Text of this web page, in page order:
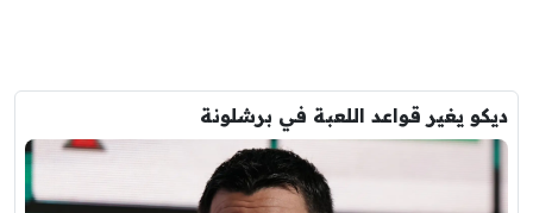
ديكو يغير قواعد اللعبة في برشلونة